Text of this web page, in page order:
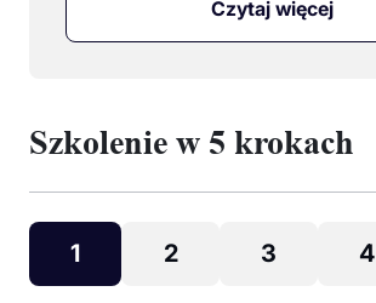
Czytaj więcej
Szkolenie w 5 krokach
1 2 3 4